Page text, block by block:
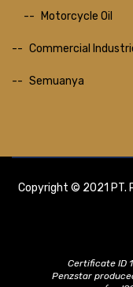
Motorcycle Oil
Commercial
Semuanya
Copyright © 2021 PT.
Certificate ID
Penzstar